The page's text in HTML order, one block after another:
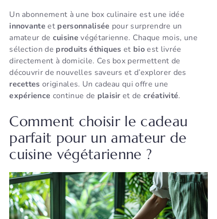
Un abonnement à une box culinaire est une idée
innovante et personnalisée pour surprendre un
amateur de cuisine végétarienne. Chaque mois, une
sélection de produitséthiques et bioest livrée
directement à domicile. Ces box permettent de
découvrir de nouvelles saveurs et d’explorer des
recettes originales. Un cadeau qui offre une
expérience continue de plaisir et decréativité.
Comment choisir le cadeau
parfait pour un amateur de
cuisine végétarienne ?